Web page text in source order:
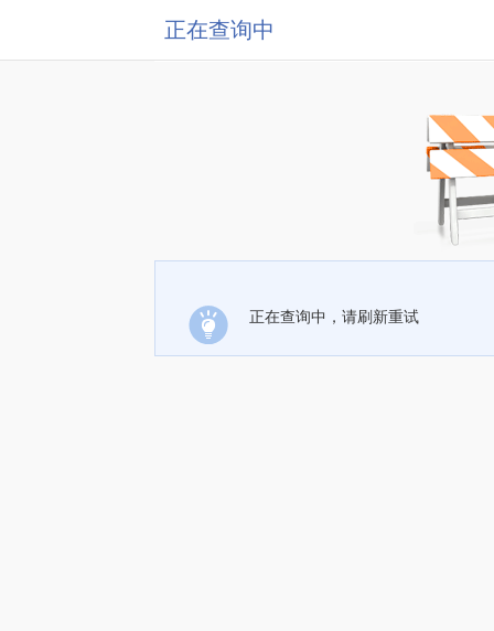
正在查询中
正在查询中，请刷新重试